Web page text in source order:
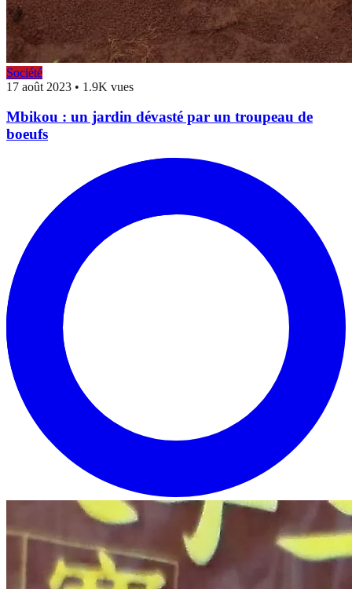
Société
17 août 2023 • 1.9K vues
Mbikou : un jardin dévasté par un troupeau de
boeufs